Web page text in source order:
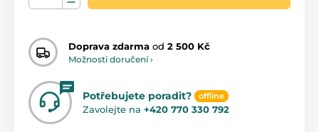
Doprava zdarma od 2 500 Kč
Možnosti doručení ›
Potřebujete poradit? offline
Zavolejte na +420 770 330 792